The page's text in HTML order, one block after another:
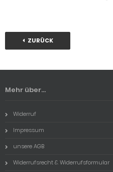
ZURÜCK
Mehr über...
Widerruf
Impressum
unsere AGB
Widerrufsrecht & Widerrufsformular